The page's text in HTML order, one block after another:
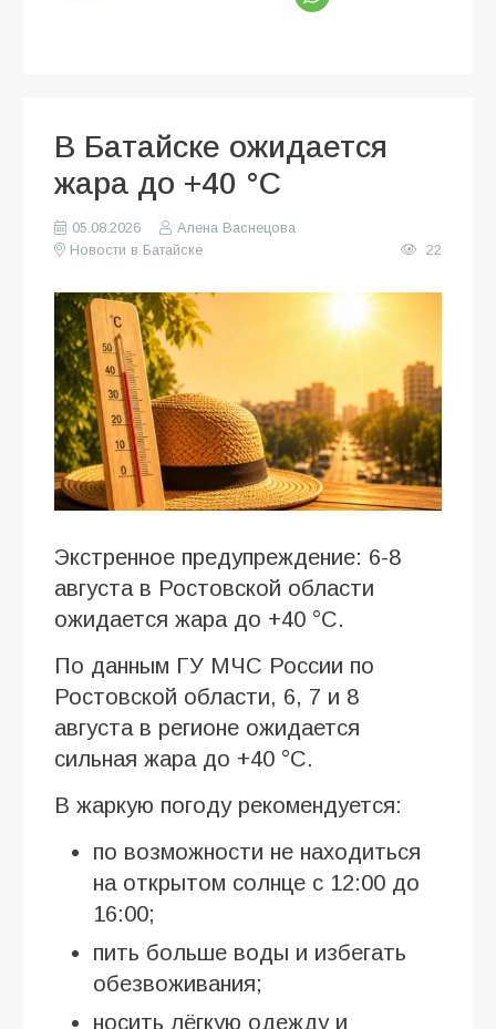
В Батайске ожидается
жара до +40 °C
05.08.2026
Алена Васнецова
Новости в Батайске
22
Экстренное предупреждение: 6-8
августа в Ростовской области
ожидается жара до +40 °C.
По данным ГУ МЧС России по
Ростовской области, 6, 7 и 8
августа в регионе ожидается
сильная жара до +40 °C.
В жаркую погоду рекомендуется:
по возможности не находиться
на открытом солнце с 12:00 до
16:00;
пить больше воды и избегать
обезвоживания;
носить лёгкую одежду и